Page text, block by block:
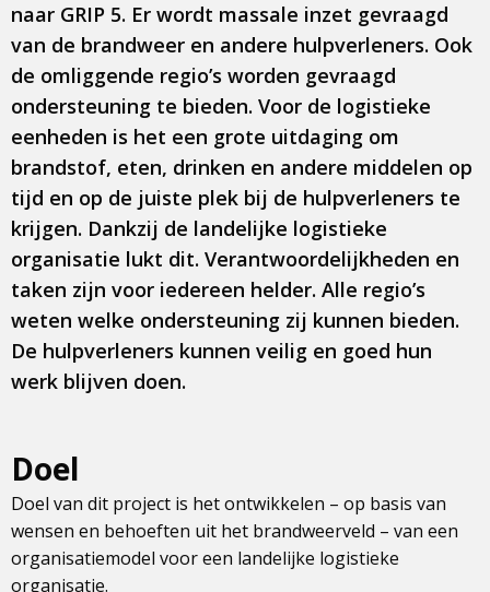
naar GRIP 5. Er wordt massale inzet gevraagd
van de brandweer en andere hulpverleners. Ook
de omliggende regio’s worden gevraagd
ondersteuning te bieden. Voor de logistieke
eenheden is het een grote uitdaging om
brandstof, eten, drinken en andere middelen op
tijd en op de juiste plek bij de hulpverleners te
krijgen. Dankzij de landelijke logistieke
organisatie lukt dit. Verantwoordelijkheden en
taken zijn voor iedereen helder. Alle regio’s
weten welke ondersteuning zij kunnen bieden.
De hulpverleners kunnen veilig en goed hun
werk blijven doen.
Doel
Doel van dit project is het ontwikkelen – op basis van
wensen en behoeften uit het brandweerveld – van een
organisatiemodel voor een landelijke logistieke
organisatie.